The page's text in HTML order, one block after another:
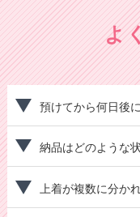
よ
預けてから何日後
納品はどのような
上着が複数に分か